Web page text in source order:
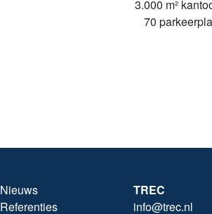
3.000 m²
70
Nieuws
Referenties
TREC
info@trec.nl